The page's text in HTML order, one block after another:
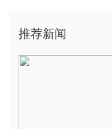
推荐新闻